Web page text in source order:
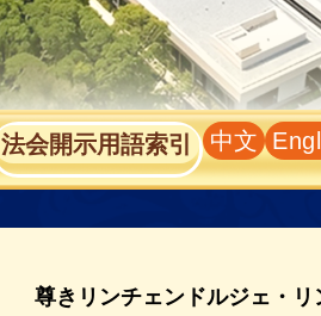
法会開示用語索引 中文
尊きリンチェンドルジェ・